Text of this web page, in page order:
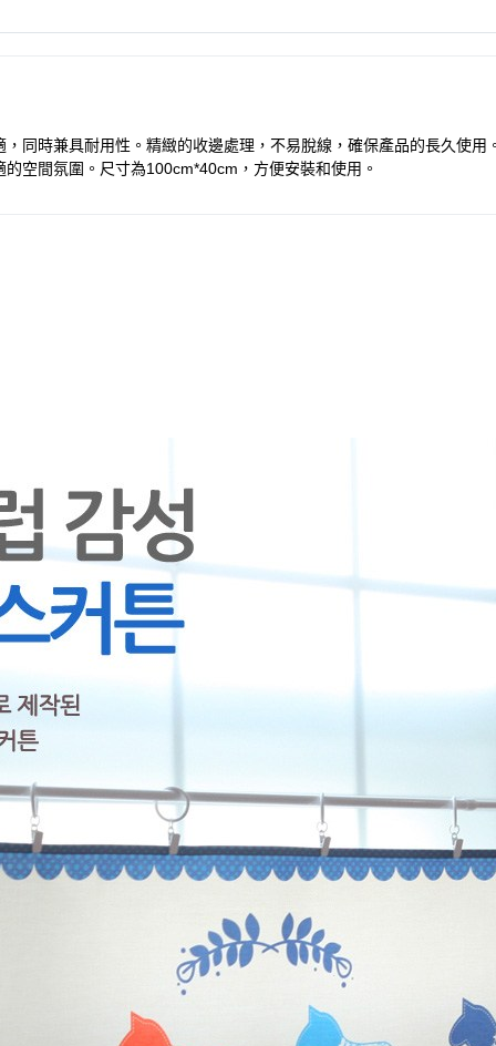
同時兼具耐用性。精緻的收邊處理，不易脫線，確保產品的長久使
空間氛圍。尺寸為100cm*40cm，方便安裝和使用。